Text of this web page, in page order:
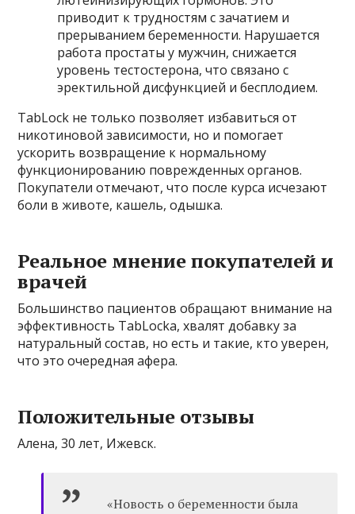
приводит к трудностям с зачатием и
прерыванием беременности. Нарушается
работа простаты у мужчин, снижается
уровень тестостерона, что связано с
эректильной дисфункцией и бесплодием.
TabLock не только позволяет избавиться от
никотиновой зависимости, но и помогает
ускорить возвращение к нормальному
функционированию поврежденных органов.
Покупатели отмечают, что после курса исчезают
боли в животе, кашель, одышка.
Реальное мнение покупателей и
врачей
Большинство пациентов обращают внимание на
эффективность TabLockа, хвалят добавку за
натуральный состав, но есть и такие, кто уверен,
что это очередная афера.
Положительные отзывы
Алена, 30 лет, Ижевск.
«Новость о беременности была